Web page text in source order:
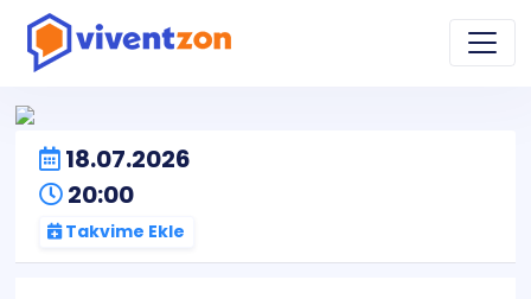
18.07.2026
20:00
Takvime Ekle